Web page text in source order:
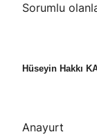
Sorumlu
Hüseyin Hakkı
Anayurt